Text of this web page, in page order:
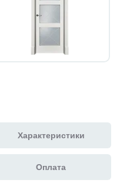
Характеристики
Оплата